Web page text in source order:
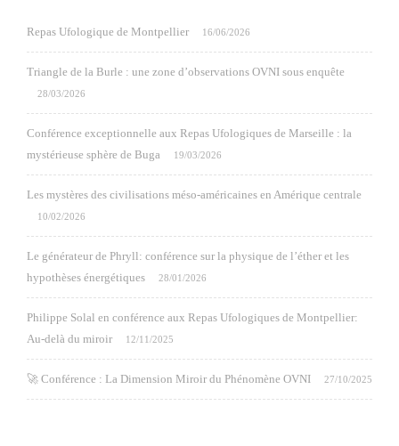
Repas Ufologique de Montpellier 16/06/2026
Triangle de la Burle : une zone d’observations OVNI sous enquête
28/03/2026
Conférence exceptionnelle aux Repas Ufologiques de Marseille : la
mystérieuse sphère de Buga
19/03/2026
Les mystères des civilisations méso-américaines en Amérique centrale
10/02/2026
Le générateur de Phryll: conférence sur la physique de l’éther et les
hypothèses énergétiques
28/01/2026
Philippe Solal en conférence aux Repas Ufologiques de Montpellier:
Au-delà du miroir
12/11/2025
🚀 Conférence : La Dimension Miroir du Phénomène OVNI 27/10/2025